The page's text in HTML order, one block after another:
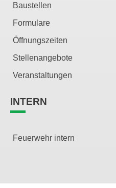
Baustellen
Formulare
Öffnungszeiten
Stellenangebote
Veranstaltungen
INTERN
Feuerwehr intern